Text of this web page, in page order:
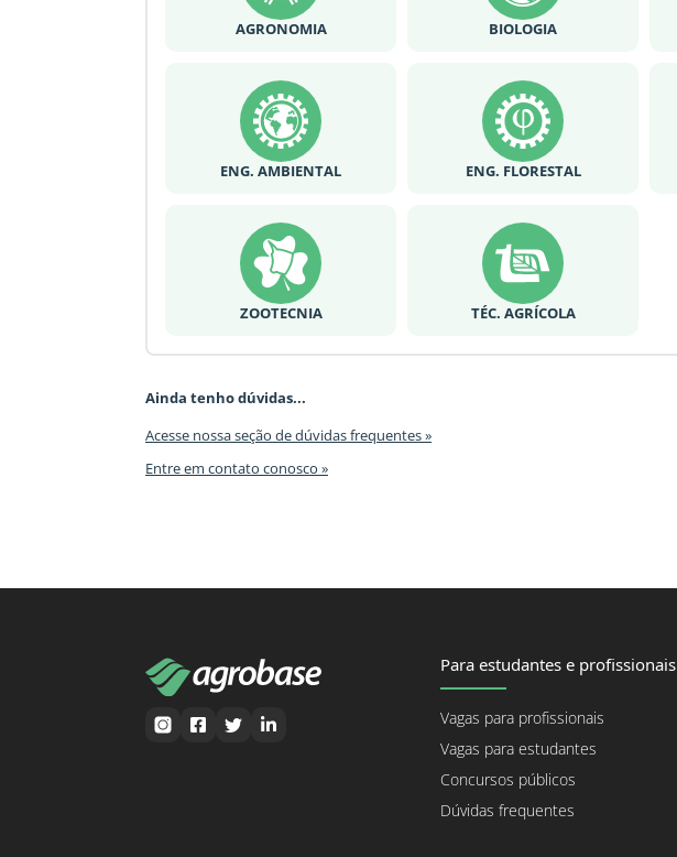
AGRONOMIA BIOLOGIA
ENG. AMBIENTAL ENG. FLORESTAL
ZOOTECNIA TÉC. AGRÍCOLA
Ainda tenho dúvidas...
Acesse nossa seção de dúvidas frequentes »
Entre em contato conosco »
Para estudantes e profissionais
Vagas para profissionais
Vagas para estudantes
Concursos públicos
Dúvidas frequentes